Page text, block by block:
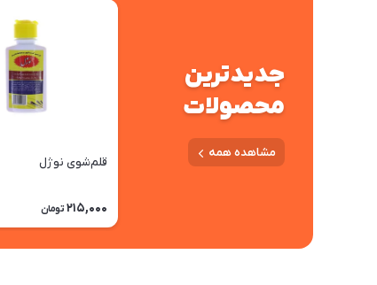
جدیدترین
محصولات
مشاهده همه
قلم‌شوی نوژل
215,000 تومان